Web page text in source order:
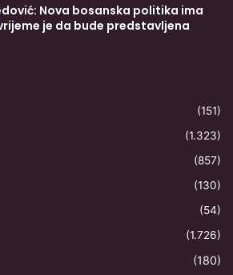
Nova bosanska politika ima
je da bude predstavljena
(151)
(1.323)
(857)
(130)
(54)
(1.726)
(180)